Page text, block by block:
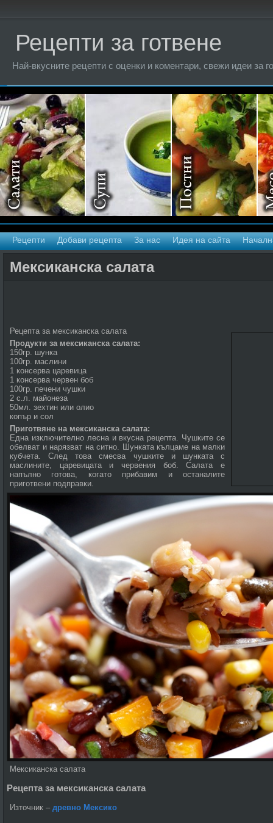
Рецепти за готвене
Най-вкусните рецепти с оценки и коментари, свежи идеи за
Рецепти Добави рецепта За нас Идея на сайта
Мексиканска салата
Рецепта за мексиканска салата
Продукти за мексиканска салата:
150гр. шунка
100гр. маслини
1 консерва царевица
1 консерва червен боб
100гр. печени чушки
2 с.л. майонеза
50мл. зехтин или олио
копър и сол
Приготвяне на мексиканска салата:
Една изключително лесна и вкусна рецепта. Чушките се
обелват и нарязват на ситно. Шунката кълцаме на малки
кубчета. След това смесва чушките и шунката с
маслините, царевицата и червения боб. Салата е
напълно готова, когато прибавим и останалите
приготвени подправки.
Мексиканска салата
Рецепта за мексиканска салата
Източник – древно Мексико